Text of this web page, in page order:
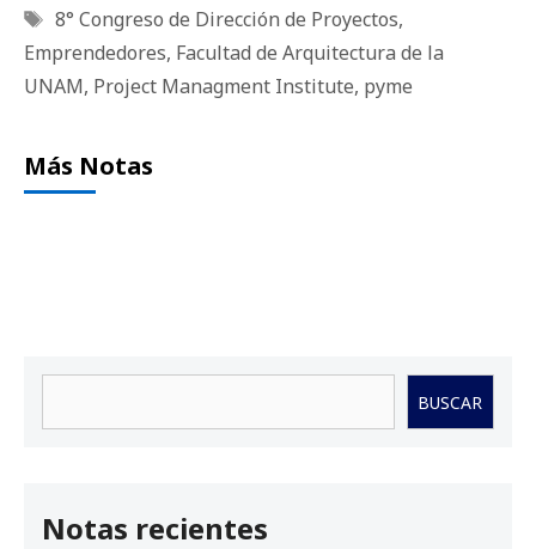
Etiquetas
8° Congreso de Dirección de Proyectos,
Emprendedores, Facultad de Arquitectura de la
UNAM, Project Managment Institute, pyme
Más Notas
BUSCAR
Notas recientes